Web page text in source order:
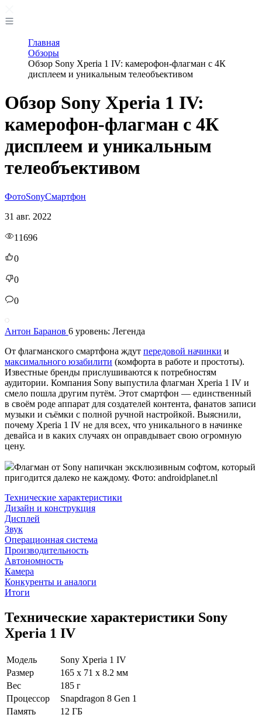
Главная
Обзоры
Обзор Sony Xperia 1 IV: камерофон-флагман с 4К
дисплеем и уникальным телеобъективом
Обзор Sony Xperia 1 IV:
камерофон-флагман с 4К
дисплеем и уникальным
телеобъективом
ФотоSonyСмартфон
31 авг. 2022
11696
0
0
0
Антон Баранов 6 уровень: Легенда
От флагманского смартфона ждут передовой начинки и
максимального юзабилити (комфорта в работе и простоты).
Известные бренды прислушиваются к потребностям
аудитории. Компания Sony выпустила флагман Xperia 1 IV и
смело пошла другим путём. Этот смартфон — единственный
в своём роде аппарат для создателей контента, фанатов записи
музыки и съёмки с полной ручной настройкой. Выяснили,
почему Xperia 1 IV не для всех, что уникального в начинке
девайса и в каких случаях он оправдывает свою огромную
цену.
Флагман от Sony напичкан эксклюзивным софтом, который
пригодится далеко не каждому. Фото: androidplanet.nl
Технические характеристики
Дизайн и конструкция
Дисплей
Звук
Операционная система
Производительность
Автономность
Камера
Конкуренты и аналоги
Итоги
Технические характеристики Sony
Xperia 1 IV
Модель
Sony Xperia 1 IV
Размер
165 x 71 x 8.2 мм
Вес
185 г
Процессор
Snapdragon 8 Gen 1
Память
12 ГБ